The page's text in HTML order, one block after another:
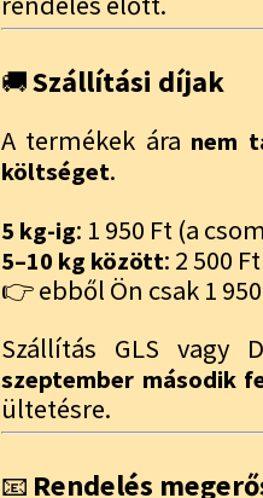
🚚Szállítási díjak
A termékek ára nem
költséget.
5 kg-ig: 1 950 Ft (a
5–10 kg között: 2 500 Ft
👉 ebből Ön csak 1
Szállítás GLS
szeptember második
ültetésre.
📧 Rendelés